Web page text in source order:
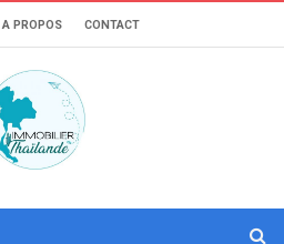
A PROPOS CONTACT